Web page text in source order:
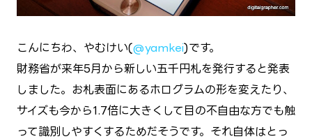
こんにちわ、やむけい(@yamkei)です。
財務省が来年5月から新しい五千円札を発行すると発表
しました。お札表面にあるホログラムの形を変えたり、
サイズも今から1.7倍に大きくして目の不自由な方でも触
って識別しやすくするためだそうです。それ自体はとっ